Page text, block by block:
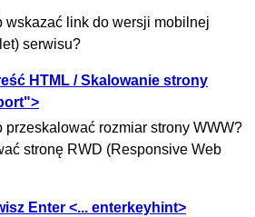
wskazać link do wersji mobilnej
serwisu?
HTML / Skalowanie strony
przeskalować rozmiar strony WWW?
stronę RWD (Responsive Web
Enter <... enterkeyhint>